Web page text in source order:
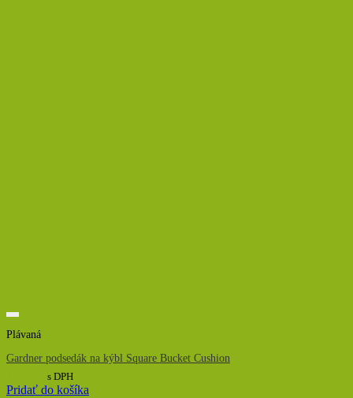
Plávaná
Gardner podsedák na kýbl Square Bucket Cushion
s DPH
Pridať do košíka